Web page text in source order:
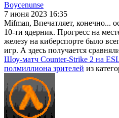
Boycenunse
7 июня 2023 16:35
Mifman, Впечатляет, конечно...
10-ти ядерник. Прогресс на
железу на киберспорте было
игр. А здесь получается
Шоу-матч Counter-Strike 2 на
полмиллиона зрителей из